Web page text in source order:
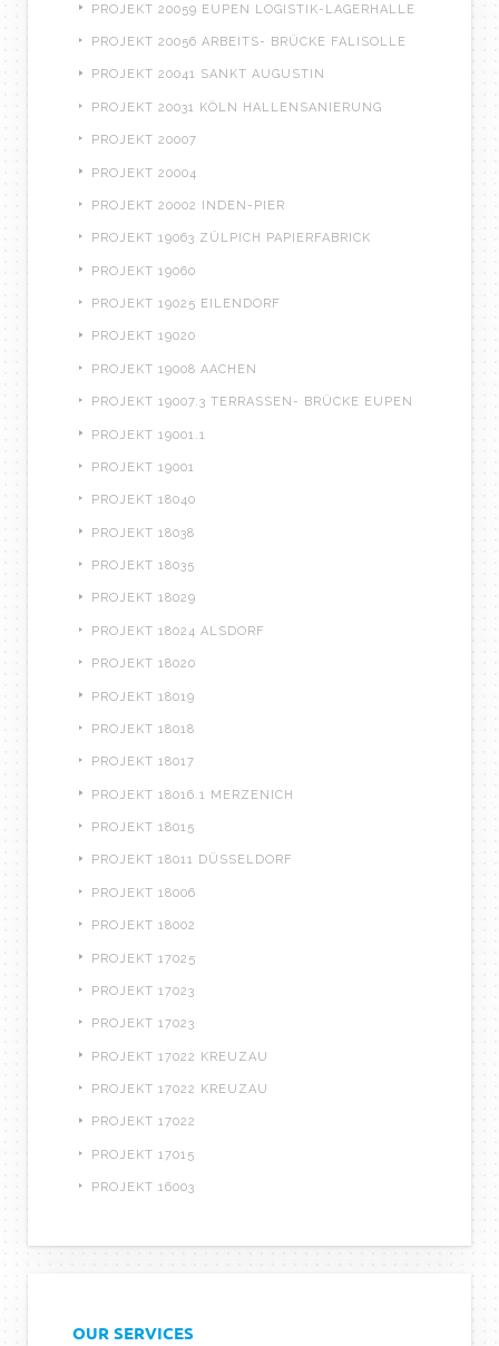
PROJEKT 20059 EUPEN LOGISTIK-LAGERHALLE
PROJEKT 20056 ARBEITS- BRÜCKE FALISOLLE
PROJEKT 20041 SANKT AUGUSTIN
PROJEKT 20031 KÖLN HALLENSANIERUNG
PROJEKT 20007
PROJEKT 20004
PROJEKT 20002 INDEN-PIER
PROJEKT 19063 ZÜLPICH PAPIERFABRICK
PROJEKT 19060
PROJEKT 19025 EILENDORF
PROJEKT 19020
PROJEKT 19008 AACHEN
PROJEKT 19007.3 TERRASSEN- BRÜCKE EUPEN
PROJEKT 19001.1
PROJEKT 19001
PROJEKT 18040
PROJEKT 18038
PROJEKT 18035
PROJEKT 18029
PROJEKT 18024 ALSDORF
PROJEKT 18020
PROJEKT 18019
PROJEKT 18018
PROJEKT 18017
PROJEKT 18016.1 MERZENICH
PROJEKT 18015
PROJEKT 18011 DÜSSELDORF
PROJEKT 18006
PROJEKT 18002
PROJEKT 17025
PROJEKT 17023
PROJEKT 17023
PROJEKT 17022 KREUZAU
PROJEKT 17022 KREUZAU
PROJEKT 17022
PROJEKT 17015
PROJEKT 16003
OUR SERVICES